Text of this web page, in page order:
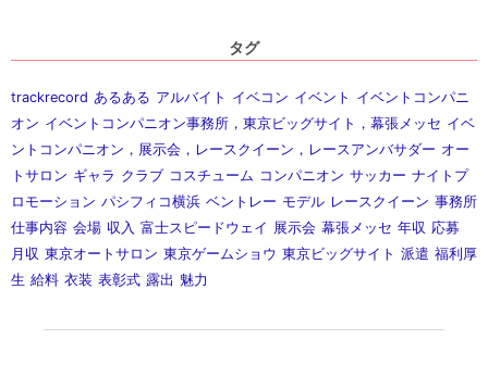
タグ
trackrecord あるある アルバイト イベコン イベント イベントコンパニ
オン イベントコンパニオン事務所，東京ビッグサイト，幕張メッセ イベ
ントコンパニオン，展示会，レースクイーン，レースアンバサダー オー
トサロン ギャラ クラブ コスチューム コンパニオン サッカー ナイトプ
ロモーション パシフィコ横浜 ベントレー モデル レースクイーン 事務所
仕事内容 会場 収入 富士スピードウェイ 展示会 幕張メッセ 年収 応募
月収 東京オートサロン 東京ゲームショウ 東京ビッグサイト 派遣 福利厚
生 給料 衣装 表彰式 露出 魅力